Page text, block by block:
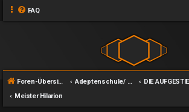
FAQ
Foren-Übersicht Adeptenschule/ Gottmenschen / Die Nirvana Gesellschaft
Meister Hilarion